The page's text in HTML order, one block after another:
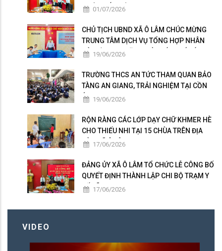
CHỨC, CÁN BỘ
01/07/2026
CHỦ TỊCH UBND XÃ Ô LÂM CHÚC MỪNG
TRUNG TÂM DỊCH VỤ TỔNG HỢP NHÂN
KỶ NIỆM 101 NĂM NGÀY BÁO CHÍ CÁCH
19/06/2026
TRƯỜNG THCS AN TỨC THAM QUAN BẢO
TÀNG AN GIANG, TRẢI NGHIỆM TẠI CỒN
ÉN 19/06/2026
RỘN RÀNG CÁC LỚP DẠY CHỮ KHMER HÈ
CHO THIẾU NHI TẠI 15 CHÙA TRÊN ĐỊA
BÀN XÃ Ô LÂM
17/06/2026
ĐẢNG ỦY XÃ Ô LÂM TỔ CHỨC LỄ CÔNG BỐ
QUYẾT ĐỊNH THÀNH LẬP CHI BỘ TRẠM Y
TẾ XÃ17/06/2026
VIDEO